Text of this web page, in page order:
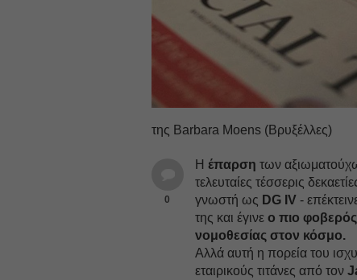
της Barbara Moens (Βρυξέλλες)
0
Ηέπαρση των
τελευταίες τέσσερις
γνωστή ως DG IV -
της και έγινεο πιο
νομοθεσίας στον κόσμο.
Αλλά αυτή η πορεία του
εταιρικούς τιτάνες από τον